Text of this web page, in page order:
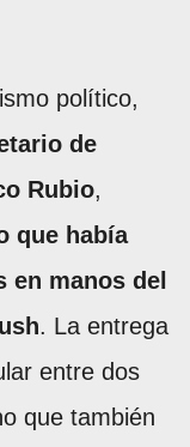
político,
de
Rubio,
que había
en manos del
. La entrega
entre dos
que también